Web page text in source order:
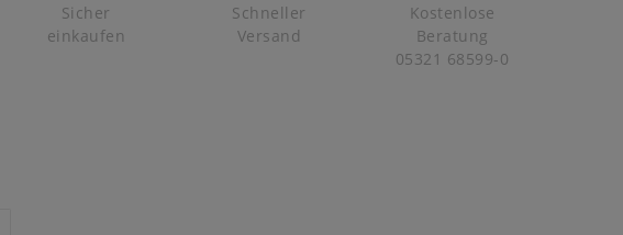
Sicher
einkaufen
Schneller
Versand
Kostenlose
Beratung
05321 68599-0